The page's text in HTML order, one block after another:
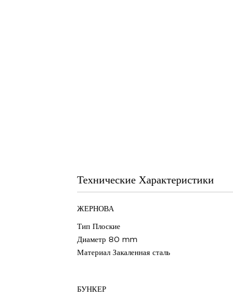
Технические Характеристики
ЖЕРНОВА
Тип Плоские
Диаметр 80 mm
Материал Закаленная сталь
БУНКЕР